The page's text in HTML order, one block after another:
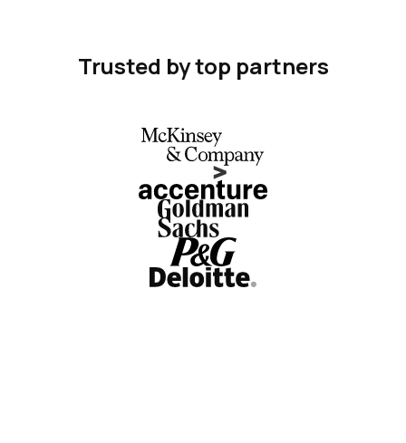
Trusted by top partners